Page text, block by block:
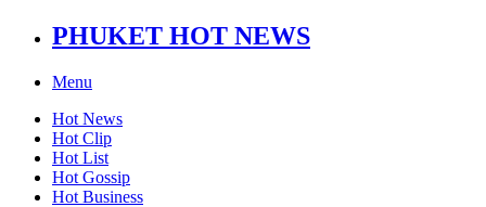
PHUKET HOT NEWS
Menu
Hot News
Hot Clip
Hot List
Hot Gossip
Hot Business